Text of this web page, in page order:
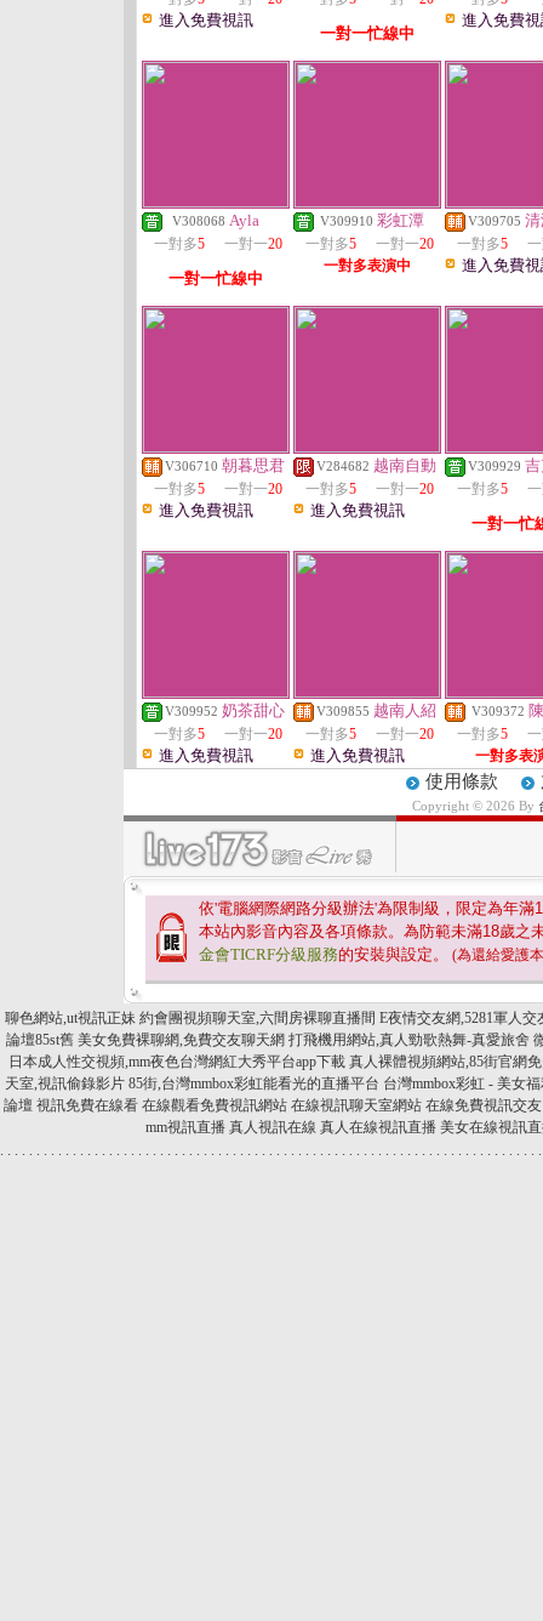
進入免費視訊
一對一忙線中
進入免費
V308068 Ayla
一對多5 一對一20
一對一忙線中
V309910 彩虹潭
一對多5 一對一20
一對多表演中
V309705
一對多5
進入免費
V306710 朝暮思君
一對多5 一對一20
進入免費視訊
V284682 越南自動
一對多5 一對一20
進入免費視訊
V309929
一對多5
一對一忙
V309952 奶茶甜心
一對多5 一對一20
進入免費視訊
V309855 越南人紹
一對多5 一對一20
進入免費視訊
V309372
一對多5
一對多表
使用條款
Copyright © 2026 By
依'電腦網際網路分級辦法'為限制級，限定為年滿
本站內影音內容及各項條款。為防範未滿18歲之
金會TICRF分級服務的安裝與設定。 (為還給愛護
聊色網站,ut視訊正妹 約會團視頻聊天室,六間房裸聊直播間 E夜情交友網,5281軍人交
論壇85st舊 美女免費裸聊網,免費交友聊天網 打飛機用網站,真人勁歌熱舞-真愛旅舍
日本成人性交視頻,mm夜色台灣網紅大秀平台app下載 真人裸體視頻網站,85街官網
天室,視訊偷錄影片 85街,台灣mmbox彩虹能看光的直播平台 台灣mmbox彩虹 - 美女
論壇 視訊免費在線看 在線觀看免費視訊網站 在線視訊聊天室網站 在線免費視訊交友
mm視訊直播 真人視訊在線 真人在線視訊直播 美女在線視訊
. . . . . . . . . . . . . . . . . . . . . . . . . . . . . . . . . . . . . . . . . . . . . . . . . . . . . . . . . . . . . . . . . . . . . . . . . . .